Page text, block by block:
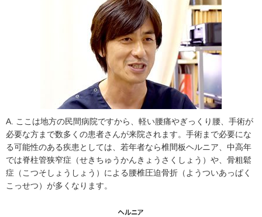
A. ここは地方の民間病院ですから、軽い腰痛やぎっくり腰、手術が
必要な方まで数多くの患者さんが来院されます。手術まで必要にな
る可能性のある疾患としては、若年者なら椎間板ヘルニア、中高年
では脊柱管狭窄症（せきちゅうかんきょうさくしょう）や、骨粗鬆
症（こつそしょうしょう）による腰椎圧迫骨折（ようついあっぱく
こっせつ）が多くなります。